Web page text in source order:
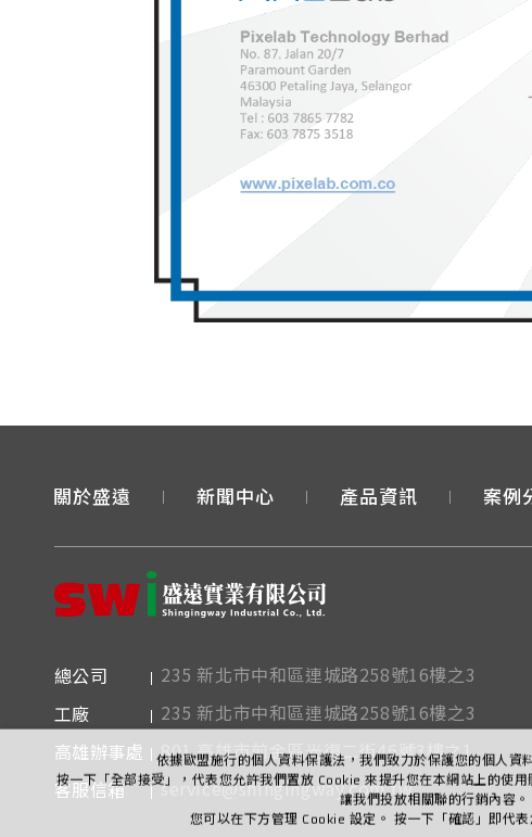
關於盛遠 新聞中心 產品資訊 案例
總公司
235 新北市中和區連城路258號16樓之3
工廠
235 新北市中和區連城路258號16樓之3
高雄辦事處
801 高雄市前金區光復二街46號3樓之1
客服信箱
service@shingingway.com.tw
依據歐盟施行的個人資料保護法，我們致力於保護您的個人資
按一下「全部接受」，代表您允許我們置放 Cookie 來提升您在本網站上的使用
讓我們投放相關聯的行銷內容。
您可以在下方管理 Cookie 設定。 按一下「確認」即代